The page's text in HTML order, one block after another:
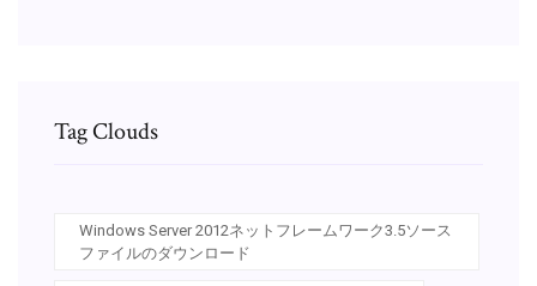
Tag Clouds
Windows Server 2012ネットフレームワーク3.5ソース
ファイルのダウンロード